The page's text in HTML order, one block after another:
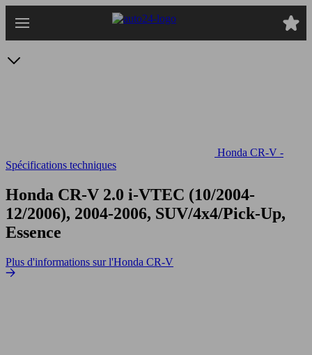
au
Honda CR-V -
Spécifications techniques
Honda CR-V 2.0 i-VTEC (10/2004-
12/2006), 2004-2006, SUV/4x4/Pick-Up,
Essence
Plus d'informations sur l'Honda CR-V